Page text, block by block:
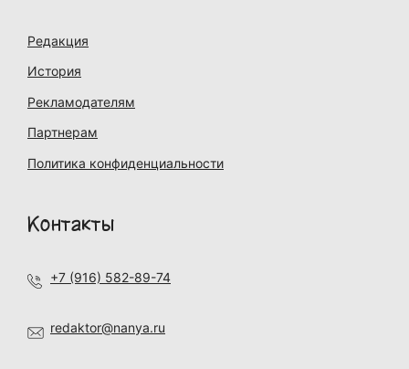
Редакция
История
Рекламодателям
Партнерам
Политика конфиденциальности
Контакты
+7 (916) 582-89-74
redaktor@nanya.ru